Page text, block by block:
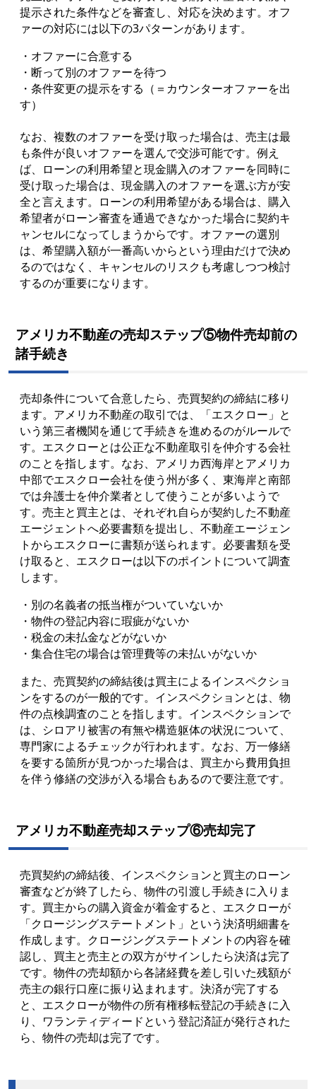
提示された条件などを審査し、対応を決めます。オフ
ァーの対応には以下の3パターンがあります。
・オファーに合意する
・断って別のオファーを待つ
・条件変更の提示をする（＝カウンターオファーを出
す）
なお、複数のオファーを受け取った場合は、売主は最
も条件が良いオファーを選んで交渉可能です。例え
ば、ローンの利用希望と現金購入のオファーを同時に
受け取った場合は、現金購入のオファーを選ぶ方が安
全と言えます。ローンの利用希望がある場合は、購入
希望者がローン審査を通過できなかった場合に契約キ
ャンセルになってしまうからです。オファーの選別
は、希望購入額が一番高いからという理由だけで決め
るのではなく、キャンセルのリスクも考慮しつつ検討
するのが重要になります。
アメリカ不動産の売却ステップ⑤物件売却前の
諸手続き
売却条件について合意したら、売買契約の締結に移り
ます。アメリカ不動産の取引では、「エスクロー」と
いう第三者機関を通じて手続きを進めるのがルールで
す。エスクローとは公正な不動産取引を仲介する会社
のことを指します。なお、アメリカ西海岸とアメリカ
中部でエスクロー会社を使う州が多く、東海岸と南部
では弁護士を仲介業者として使うことが多いようで
す。売主と買主とは、それぞれ自らが契約した不動産
エージェントへ必要書類を提出し、不動産エージェン
トからエスクローに書類が送られます。必要書類を受
け取ると、エスクローは以下のポイントについて調査
します。
・別の名義者の抵当権がついていないか
・物件の登記内容に瑕疵がないか
・税金の未払金などがないか
・集合住宅の場合は管理費等の未払いがないか
また、売買契約の締結後は買主によるインスペクショ
ンをするのが一般的です。インスペクションとは、物
件の点検調査のことを指します。インスペクションで
は、シロアリ被害の有無や構造躯体の状況について、
専門家によるチェックが行われます。なお、万一修繕
を要する箇所が見つかった場合は、買主から費用負担
を伴う修繕の交渉が入る場合もあるので要注意です。
アメリカ不動産売却ステップ⑥売却完了
売買契約の締結後、インスペクションと買主のローン
審査などが終了したら、物件の引渡し手続きに入りま
す。買主からの購入資金が着金すると、エスクローが
「クロージングステートメント」という決済明細書を
作成します。クロージングステートメントの内容を確
認し、買主と売主との双方がサインしたら決済は完了
です。物件の売却額から各諸経費を差し引いた残額が
売主の銀行口座に振り込まれます。決済が完了する
と、エスクローが物件の所有権移転登記の手続きに入
り、ワランティディードという登記済証が発行された
ら、物件の売却は完了です。